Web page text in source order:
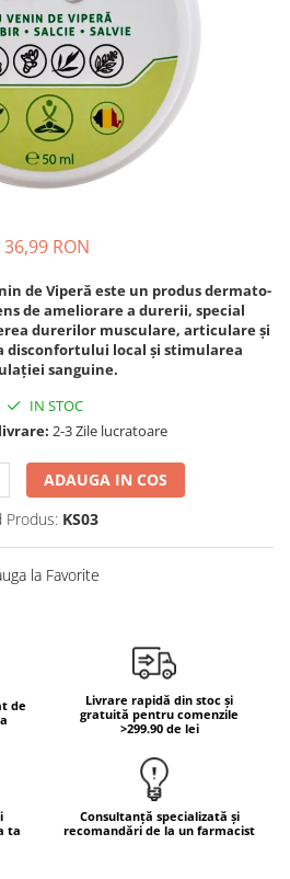
36,99 RON
de Viperă este un produs dermato-
de ameliorare a durerii, special
durerilor musculare, articulare și
disconfortului local și stimularea
sanguine.
IN STOC
2-3 Zile lucratoare
ADAUGA IN COS
Produs: KS03
la Favorite
de
Livrare rapidă din stoc și
gratuită pentru comenzile
>299.90 de lei
ta
Consultanță specializată și
recomandări de la un farmacist